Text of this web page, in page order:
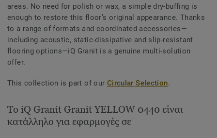
areas. No need for polish or wax, a simple dry-buffing is
enough to restore this floor’s original appearance. Thanks
to a range of formats and coordinated accessories—
including acoustic, static-dissipative and slip-resistant
flooring options—iQ Granit is a genuine multi-solution
offer.
This collection is part of our Circular Selection.
Το iQ Granit Granit YELLOW 0440 είναι
κατάλληλο για εφαρμογές σε